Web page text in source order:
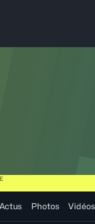
Actus Photos Vidéos